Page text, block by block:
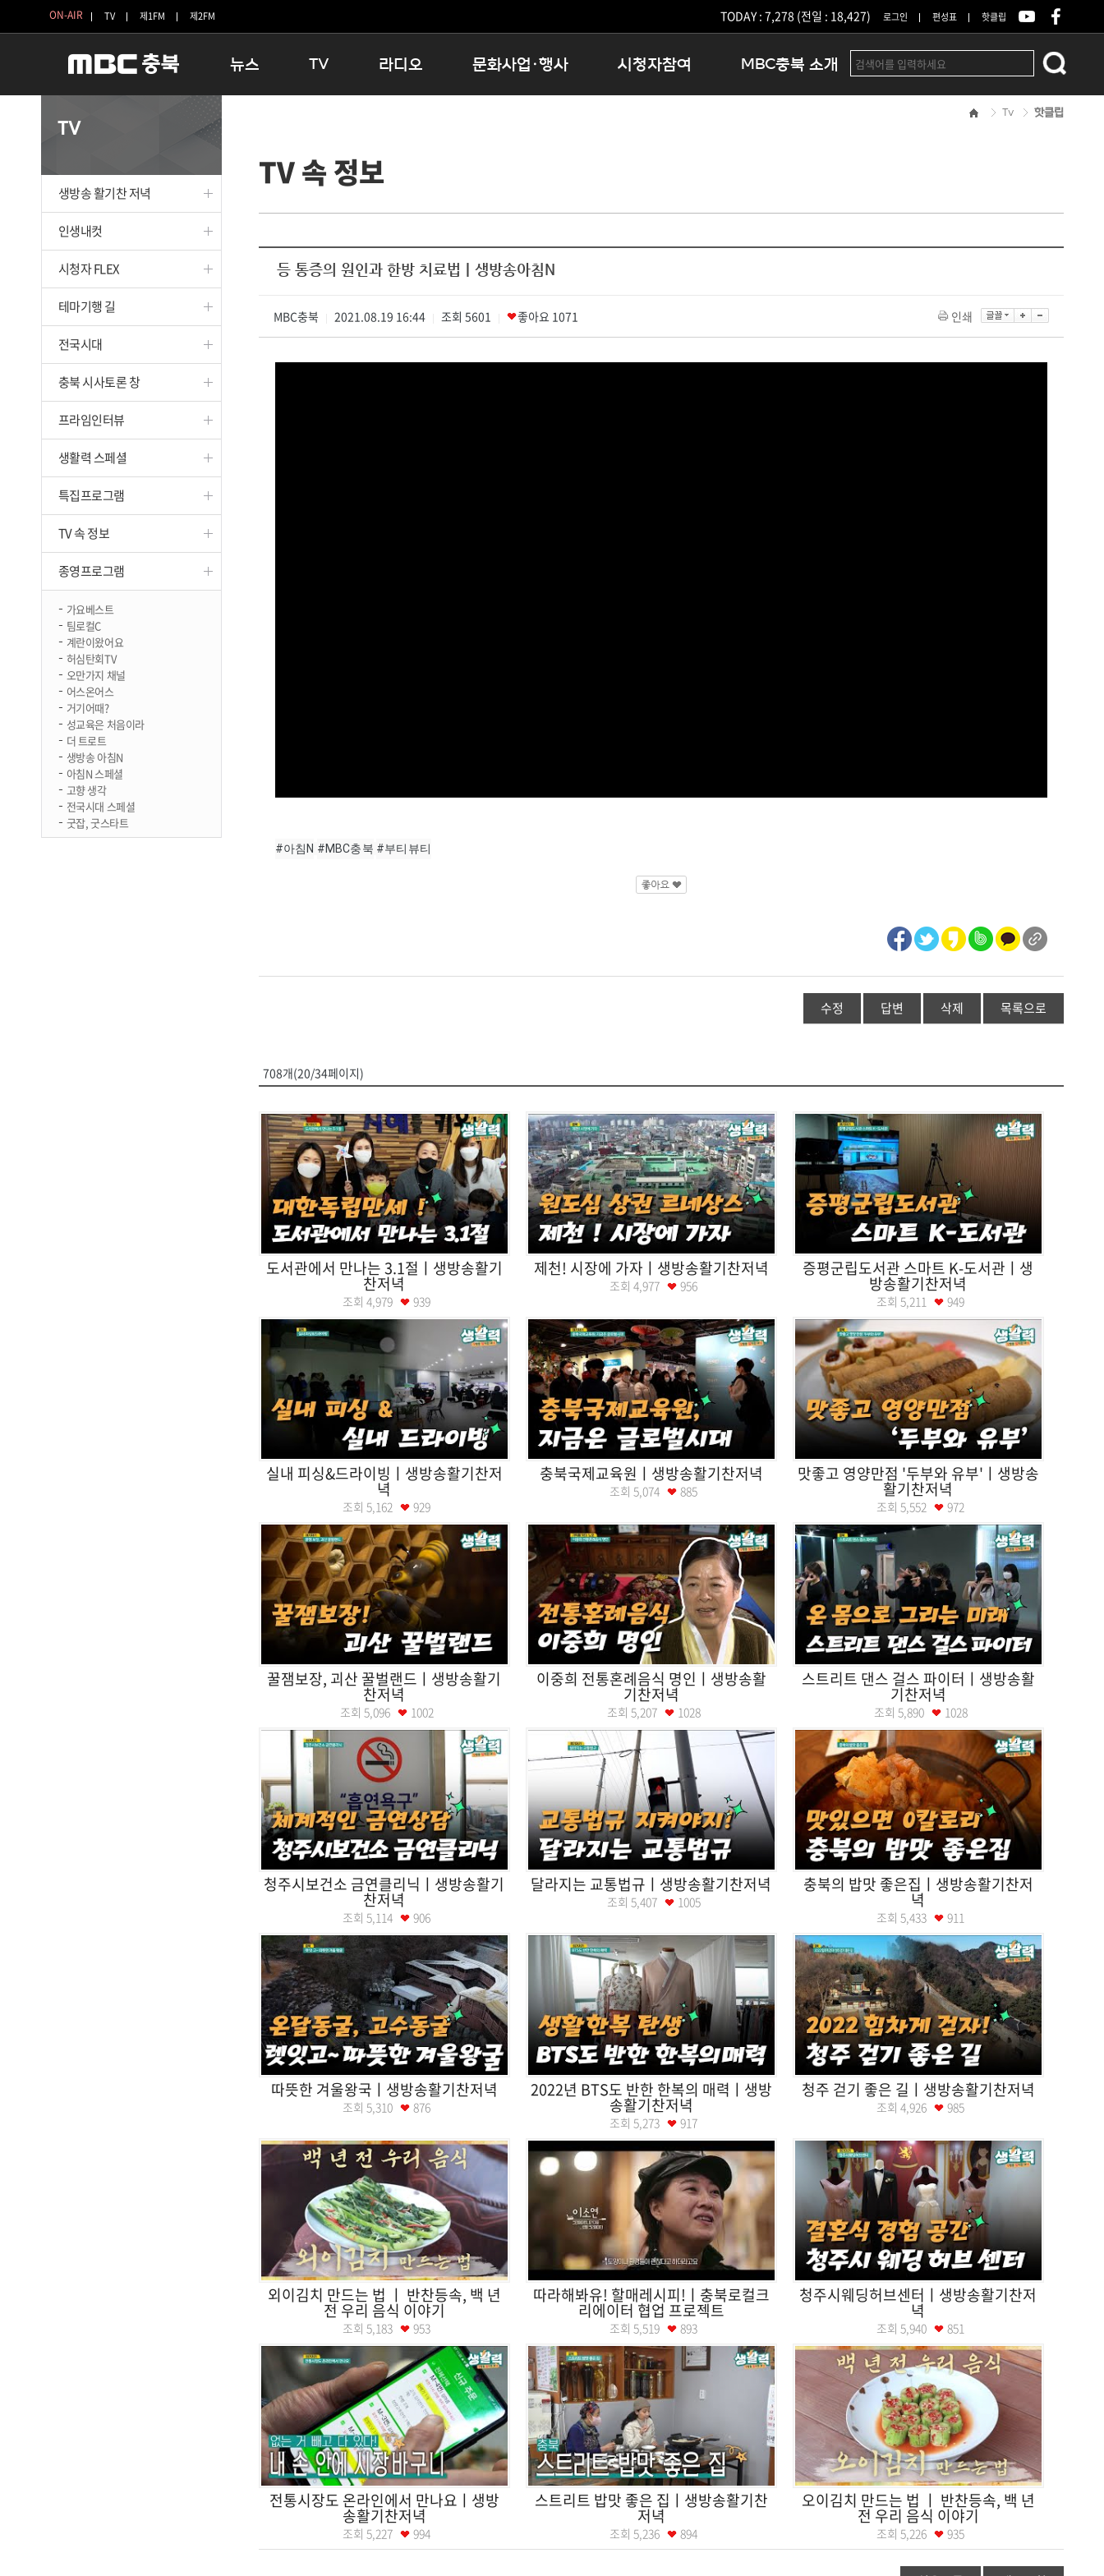
ON-AIR TV 제1FM 제2FM TODAY : 7,278 (전일 : 18,427) 로그인 편성표 핫클립
뉴스
보은
옥천
TV
인생내컷
테마기행 길
시청자 FLEX
특집프로그램
종영프로그램
라디오
16:00 완벽한 하루
우리 고향, 부탁해!
문화사업·행사
충청북도 음식문화페스타
청원생명쌀 대청호마라톤
로컬 콘텐츠 Hub
문화행사 아카이빙
시청자참여 MBC충북 소개
오시는길
TV
생방송 활기찬 저녁
인생내컷
시청자 FLEX
테마기행 길
전국시대
충북 시사토론 창
프라임인터뷰
생활력 스페셜
특집프로그램
TV 속 정보
종영프로그램
가요베스트
팀로컬C
계란이왔어요
허심탄회TV
오만가지 채널
어스온어스
거기어때?
성교육은 처음이라
더 트로트
생방송 아침N
아침N 스페셜
고향 생각
전국시대 스페셜
굿잡, 굿스타트
Tv 핫클립
TV 속 정보
등 통증의 원인과 한방 치료법ㅣ생방송아침N
MBC충북 2021.08.19 16:44 조회 5601 좋아요 1071 인쇄
#아침N #MBC충북 #부티뷰티
수정 답변 삭제 목록으로
708개(20/34페이지)
도서관에서 만나는 3.1절ㅣ생방송활기
찬저녁
조회 4,979 939
제천! 시장에 가자ㅣ생방송활기찬저녁
조회 4,977 956
증평군립도서관 스마트 K-도서관ㅣ생
방송활기찬저녁
조회 5,211 949
실내 피싱&드라이빙ㅣ생방송활기찬저
녁
조회 5,162 929
충북국제교육원ㅣ생방송활기찬저녁
조회 5,074 885
맛좋고 영양만점 '두부와 유부'ㅣ생방송
활기찬저녁
조회 5,552 972
꿀잼보장, 괴산 꿀벌랜드ㅣ생방송활기
찬저녁
조회 5,096 1002
이중희 전통혼례음식 명인ㅣ생방송활
기찬저녁
조회 5,207 1028
스트리트 댄스 걸스 파이터ㅣ생방송활
기찬저녁
조회 5,890 1028
청주시보건소 금연클리닉ㅣ생방송활기
찬저녁
조회 5,114 906
달라지는 교통법규ㅣ생방송활기찬저녁
조회 5,407 1005
충북의 밥맛 좋은집ㅣ생방송활기찬저
녁
조회 5,433 911
따뜻한 겨울왕국ㅣ생방송활기찬저녁
조회 5,310 876
2022년 BTS도 반한 한복의 매력ㅣ생방
송활기찬저녁
조회 5,273 917
청주 걷기 좋은 길ㅣ생방송활기찬저녁
조회 4,926 985
외이김치 만드는 법 ㅣ 반찬등속, 백 년
전 우리 음식 이야기
조회 5,183 953
따라해봐유! 할매레시피!ㅣ충북로컬크
리에이터 협업 프로젝트
조회 5,519 893
청주시웨딩허브센터ㅣ생방송활기찬저
녁
조회 5,940 851
전통시장도 온라인에서 만나요ㅣ생방
송활기찬저녁
조회 5,227 994
스트리트 밥맛 좋은 집ㅣ생방송활기찬
저녁
조회 5,236 894
오이김치 만드는 법 ㅣ 반찬등속, 백 년
전 우리 음식 이야기
조회 5,226 935